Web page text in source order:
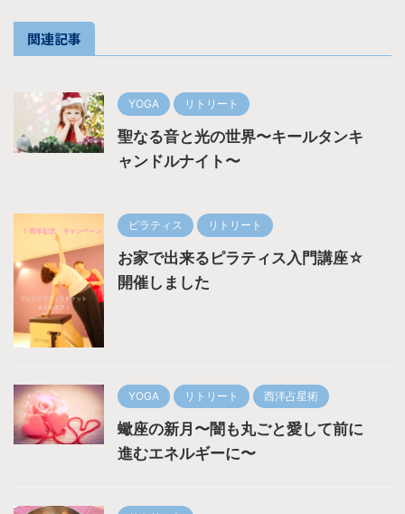
関連記事
YOGA リトリート
聖なる音と光の世界〜キールタンキ
ャンドルナイト〜
ピラティス リトリート
お家で出来るピラティス入門講座☆
開催しました
YOGA リトリート 西洋占星術
蠍座の新月〜闇も丸ごと愛して前に
進むエネルギーに〜